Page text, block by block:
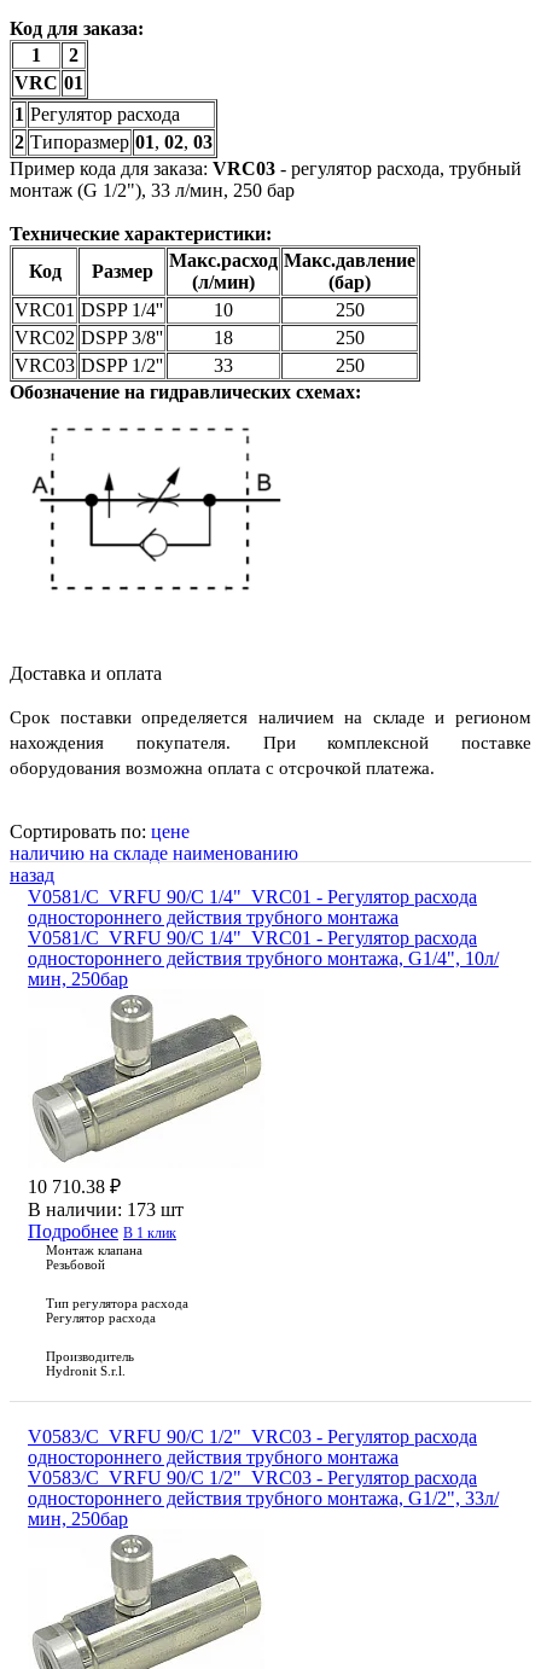
Код для заказа:
1
2
VRC 01
1 Регулятор расхода
2 Типоразмер 01, 02, 03
Пример кода для заказа: VRC03 - регулятор расхода, трубный
монтаж (G 1/2"), 33 л/мин, 250 бар
Технические характеристики:
Код
Размер
Макс.расход
(л/мин)
Макс.давление
(бар)
VRC01 DSPP 1/4'' 10
250
VRC02 DSPP 3/8'' 18
250
VRC03 DSPP 1/2'' 33
250
Обозначение на гидравлических схемах:
Доставка и оплата
Срок поставки определяется наличием на складе и регионом
нахождения покупателя. При комплексной поставке
оборудования возможна оплата с отсрочкой платежа.
Сортировать по: цене
наличию на складе наименованию
назад
V0581/C_VRFU 90/C 1/4"_VRC01 - Регулятор расхода
одностороннего действия трубного монтажа
V0581/C_VRFU 90/C 1/4"_VRC01 - Регулятор расхода
одностороннего действия трубного монтажа, G1/4", 10л/
мин, 250бар
10 710.38 ₽
В наличии: 173 шт
Подробнее В 1 клик
Монтаж клапана
Резьбовой
Тип регулятора расхода
Регулятор расхода
Производитель
Hydronit S.r.l.
V0583/C_VRFU 90/C 1/2"_VRC03 - Регулятор расхода
одностороннего действия трубного монтажа
V0583/C_VRFU 90/C 1/2"_VRC03 - Регулятор расхода
одностороннего действия трубного монтажа, G1/2", 33л/
мин, 250бар